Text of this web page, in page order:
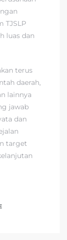
TJSLP
luas dan
terus
daerah,
lainnya
jawab
dan
target